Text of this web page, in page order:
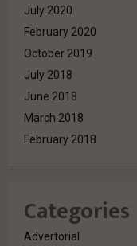
July 2020
February 2020
October 2019
July 2018
June 2018
March 2018
February 2018
Categories
Advertorial